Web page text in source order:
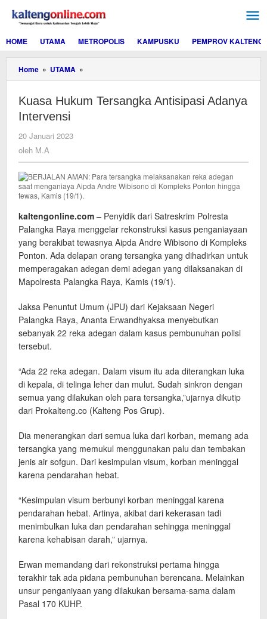
konten
HOME
UTAMA METROPOLIS KAMPUSKU PEMPROV KALTENG
Home » UTAMA »
Hukum
Antisipasi
Kuasa Hukum Tersangka Antisipasi Adanya
Intervensi
20 Januari 2023
oleh M.A
kaltengonline.com – Penyidik dari Satreskrim Polresta
Palangka Raya menggelar rekonstruksi kasus penganiayaan
yang berakibat tewasnya Aipda Andre Wibisono di Kompleks
Ponton. Ada delapan orang tersangka yang dihadirkan untuk
memperagakan adegan demi adegan yang dilaksanakan di
Mapolresta Palangka Raya, Kamis (19/1).
Jaksa Penuntut Umum (JPU) dari Kejaksaan Negeri
Palangka Raya, Ananta Erwandhyaksa menyebutkan
sebanyak 22 reka adegan dalam kasus pembunuhan polisi
tersebut.
“Ada 22 reka adegan. Dalam visum itu ada diterangkan luka
di kepala, di telinga leher dan mulut. Sudah sinkron dengan
semua yang dilakukan oleh para tersangka,”ujarnya dikutip
dari Prokalteng.co (Kalteng Pos Grup).
Dia menerangkan dari semua luka dari korban, memang ada
tersangka yang memukul menggunakan palu dan tembakan
jenis air sofgun. Dari kesimpulan visum, korban meninggal
karena pendarahan hebat.
“Kesimpulan visum berbunyi korban meninggal karena
pendarahan hebat. Artinya, akibat dari kekerasan tadi
menimbulkan luka dan pendarahan sehingga meninggal
karena kehabisan darah,” ujarnya.
Erwan memandang dari rekonstruksi pertama hingga
terakhir tak ada pidana pembunuhan berencana. Melainkan
unsur penganiyaan yang dilakukan bersama-sama dalam
Pasal 170 KUHP.